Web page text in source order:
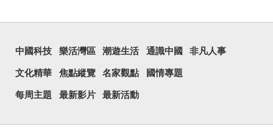
中國科技 樂活灣區 潮遊生活 通識中國 非凡人事
文化精華 焦點縱覽 名家觀點 國情專題
每周主題 最新影片 最新活動